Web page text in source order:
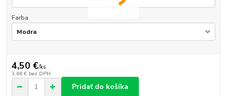
Farba
4,50 €/ks
3,66 € bez DPH
Pridať do košíka